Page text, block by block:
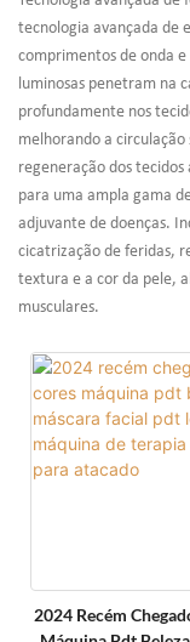
tecnologia avançada de
comprimentos de onda e
luminosas penetram na
profundamente nos
melhorando a
regeneração dos
para uma ampla gama
adjuvante de doenças.
cicatrização de feridas,
textura e a cor da pele,
musculares.
2024 Recém